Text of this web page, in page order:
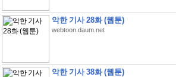
악한 기사 28화 (웹툰)
webtoon.daum.net
악한 기사 38화 (웹툰)